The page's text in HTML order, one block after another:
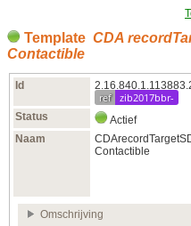
Template CDA
Contactible
Id
ref zib2017bbr-
Status Actief
Naam
Contactible
Omschrijving